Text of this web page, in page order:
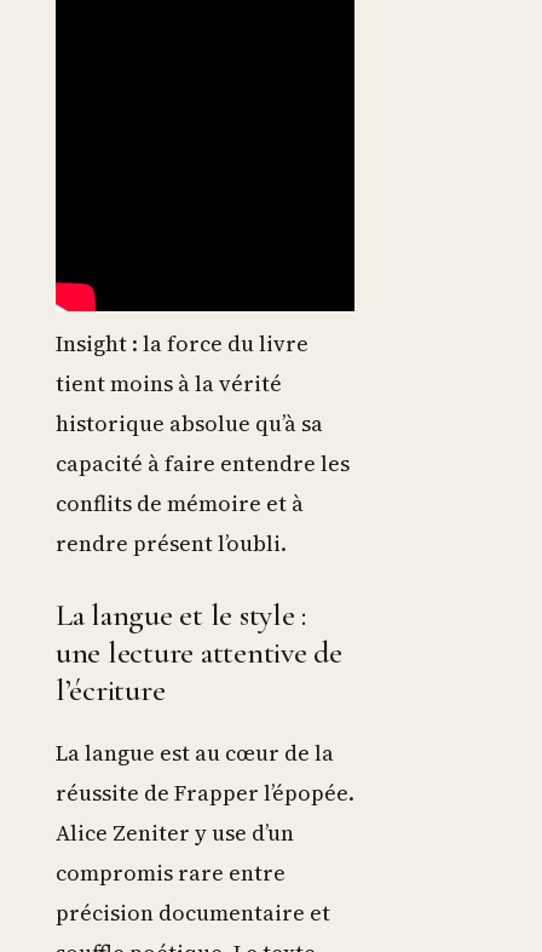
Insight : la force du livre
tient moins à la vérité
historique absolue qu’à sa
capacité à faire entendre les
conflits de mémoire et à
rendre présent l’oubli.
La langue et le style :
une lecture attentive de
l’écriture
La langue est au cœur de la
réussite de Frapper l’épopée.
Alice Zeniter y use d’un
compromis rare entre
précision documentaire et